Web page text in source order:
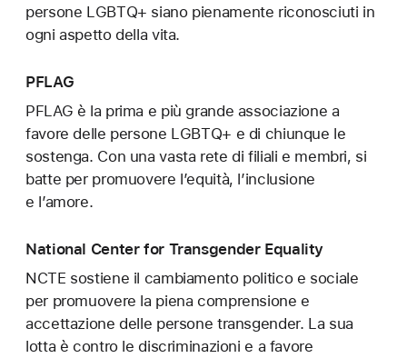
persone LGBTQ+ siano pienamente riconosciuti in
ogni aspetto della vita.
PFLAG
PFLAG è la prima e più grande associazione a
favore delle persone LGBTQ+ e di chiunque le
sostenga. Con una vasta rete di filiali e membri, si
batte per promuovere l’equità, l’inclusione
e l’amore.
National Center for Transgender Equality
NCTE sostiene il cambiamento politico e sociale
per promuovere la piena comprensione e
accettazione delle persone transgender. La sua
lotta è contro le discriminazioni e a favore